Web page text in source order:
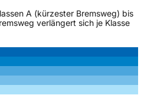
A (kürzester Bremsweg) bis
verlängert sich je Klasse